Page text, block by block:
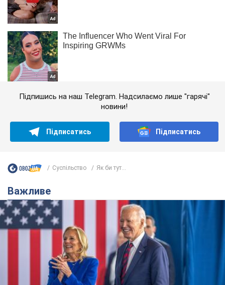
Підпишись на наш Telegram. Надсилаємо лише "гарячі"
новини!
Підписатись Підписатись
Суспільство Як би тут...
Важливе